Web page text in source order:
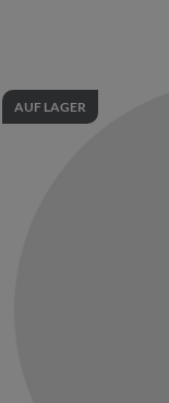
AUF LAGER